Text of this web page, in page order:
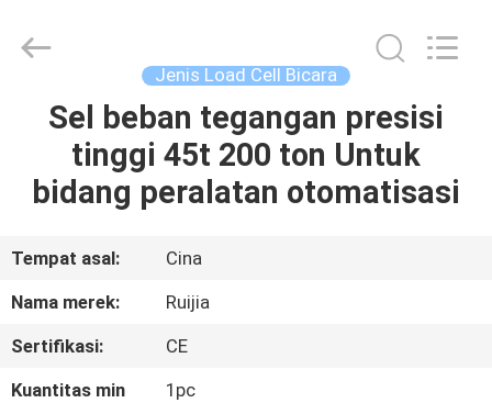
RUMAH
PRODUK
VIDEO
KAMI
Instruments
Jenis Load Cell Bicara
Sel beban tegangan presisi
tinggi 45t 200 ton Untuk
bidang peralatan otomatisasi
Tempat asal:
Cina
Nama merek:
Ruijia
Sertifikasi:
CE
Kuantitas min
1pc